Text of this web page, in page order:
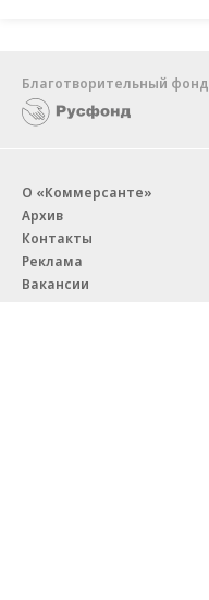
Благотворительный фонд
О «Коммерсанте»
Архив
Контакты
Реклама
Вакансии